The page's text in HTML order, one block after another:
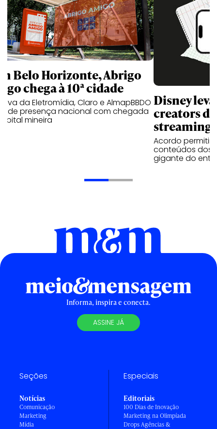
Belo Horizonte, Abrigo
chega à 10ª cidade
da Eletromídia, Claro e AlmapBBDO
presença nacional com chegada
mineira
Disney
creators
streaming
Acordo
conteúdos dos
gigante do
Informa, inspira e conecta.
ASSINE JÁ
Seções
Notícias
Comunicação
Marketing
Mídia
Especiais
Editoriais
100 Dias de Inovação
Marketing na Olimpíada
Drops Agências &